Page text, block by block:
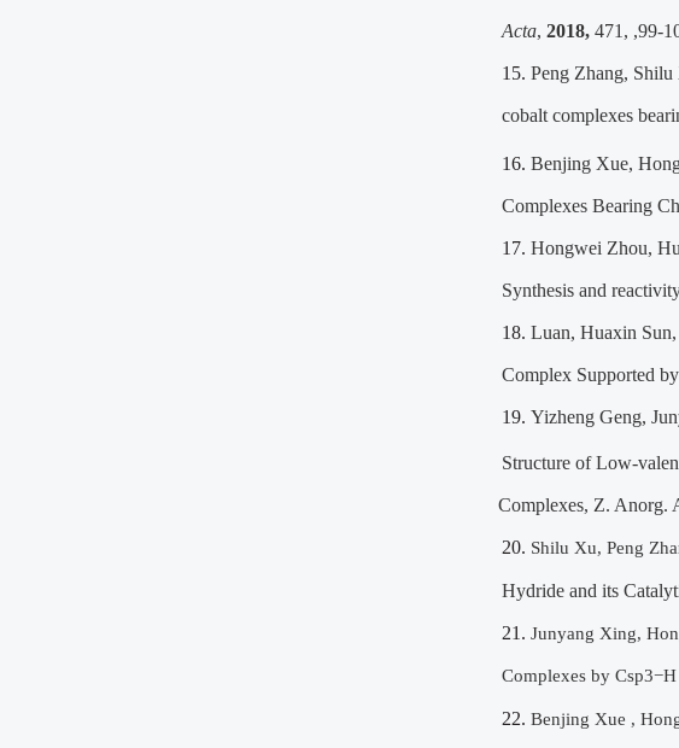
Acta, 2018, 471, ,99-
15. Peng Zhang, Shilu
cobalt complexes
16. Benjing Xue,
Complexes Bearing
17. Hongwei Zhou,
Synthesis and
18. Luan, Huaxin
Complex Supported
19. Yizheng Geng,
Structure of Low-
Complexes, Z. Anorg.
20. Shilu Xu, Peng
Hydride and its
21. Junyang Xing,
Complexes by
22. Benjing Xue ,